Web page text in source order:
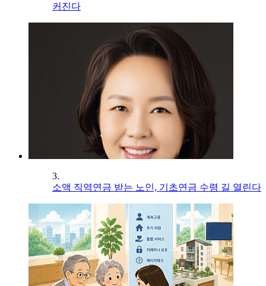
커진다
3.
소액 직역연금 받는 노인, 기초연금 수령 길 열린다